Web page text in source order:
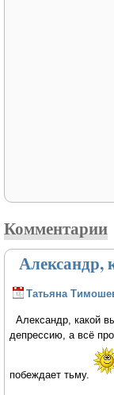
Комментарии
Александр,
Татьяна
Александр, какой
депрессию, а всё
побеждает тьму.